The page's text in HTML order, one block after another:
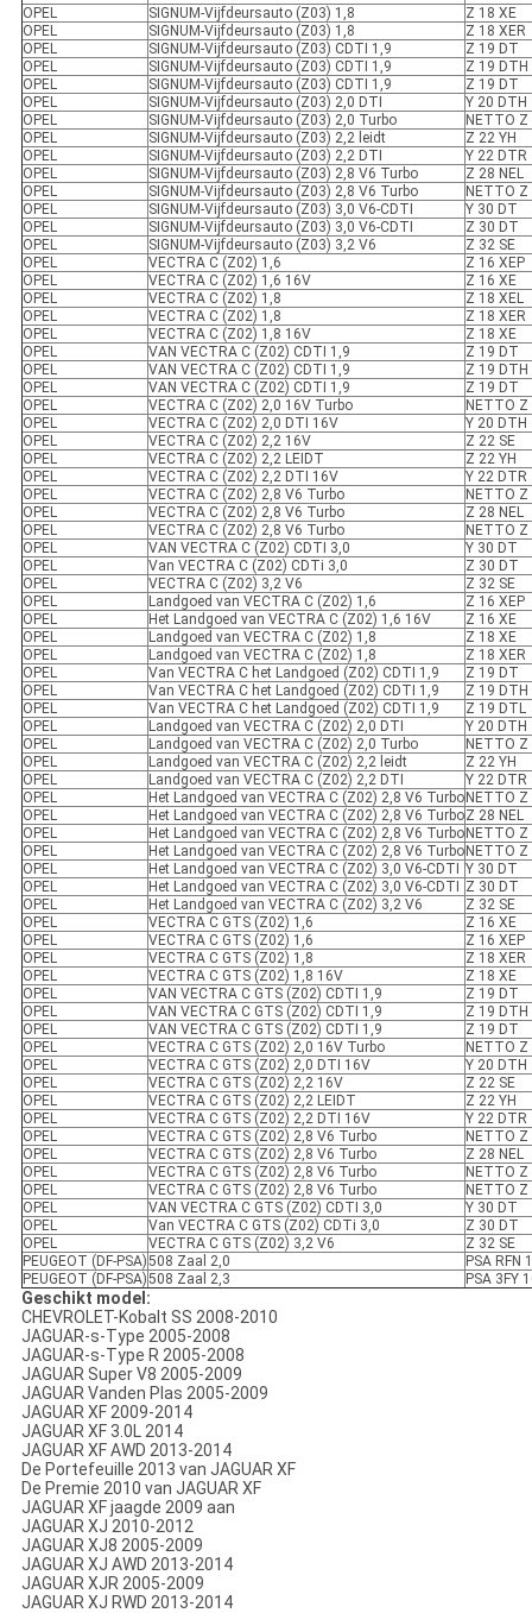
OPEL
SIGNUM-Vijfdeursauto (Z03) 1,8
Z 18 XE
OPEL
SIGNUM-Vijfdeursauto (Z03) 1,8
Z 18 XER
OPEL
SIGNUM-Vijfdeursauto (Z03) CDTI 1,9
Z 19 DT
OPEL
SIGNUM-Vijfdeursauto (Z03) CDTI 1,9
Z 19 DTH
OPEL
SIGNUM-Vijfdeursauto (Z03) CDTI 1,9
Z 19 DT
OPEL
SIGNUM-Vijfdeursauto (Z03) 2,0 DTI
Y 20 DTH
OPEL
SIGNUM-Vijfdeursauto (Z03) 2,0 Turbo
NETTO Z
OPEL
SIGNUM-Vijfdeursauto (Z03) 2,2 leidt
Z 22 YH
OPEL
SIGNUM-Vijfdeursauto (Z03) 2,2 DTI
Y 22 DTR
OPEL
SIGNUM-Vijfdeursauto (Z03) 2,8 V6 Turbo
Z 28 NEL
OPEL
SIGNUM-Vijfdeursauto (Z03) 2,8 V6 Turbo
NETTO Z
OPEL
SIGNUM-Vijfdeursauto (Z03) 3,0 V6-CDTI
Y 30 DT
OPEL
SIGNUM-Vijfdeursauto (Z03) 3,0 V6-CDTI
Z 30 DT
OPEL
SIGNUM-Vijfdeursauto (Z03) 3,2 V6
Z 32 SE
OPEL
VECTRA C (Z02) 1,6
Z 16 XEP
OPEL
VECTRA C (Z02) 1,6 16V
Z 16 XE
OPEL
VECTRA C (Z02) 1,8
Z 18 XEL
OPEL
VECTRA C (Z02) 1,8
Z 18 XER
OPEL
VECTRA C (Z02) 1,8 16V
Z 18 XE
OPEL
VAN VECTRA C (Z02) CDTI 1,9
Z 19 DT
OPEL
VAN VECTRA C (Z02) CDTI 1,9
Z 19 DTH
OPEL
VAN VECTRA C (Z02) CDTI 1,9
Z 19 DT
OPEL
VECTRA C (Z02) 2,0 16V Turbo
NETTO Z
OPEL
VECTRA C (Z02) 2,0 DTI 16V
Y 20 DTH
OPEL
VECTRA C (Z02) 2,2 16V
Z 22 SE
OPEL
VECTRA C (Z02) 2,2 LEIDT
Z 22 YH
OPEL
VECTRA C (Z02) 2,2 DTI 16V
Y 22 DTR
OPEL
VECTRA C (Z02) 2,8 V6 Turbo
NETTO Z
OPEL
VECTRA C (Z02) 2,8 V6 Turbo
Z 28 NEL
OPEL
VECTRA C (Z02) 2,8 V6 Turbo
NETTO Z
OPEL
VAN VECTRA C (Z02) CDTI 3,0
Y 30 DT
OPEL
Van VECTRA C (Z02) CDTi 3,0
Z 30 DT
OPEL
VECTRA C (Z02) 3,2 V6
Z 32 SE
OPEL
Landgoed van VECTRA C (Z02) 1,6
Z 16 XEP
OPEL
Het Landgoed van VECTRA C (Z02) 1,6 16V
Z 16 XE
OPEL
Landgoed van VECTRA C (Z02) 1,8
Z 18 XE
OPEL
Landgoed van VECTRA C (Z02) 1,8
Z 18 XER
OPEL
Van VECTRA C het Landgoed (Z02) CDTI 1,9
Z 19 DT
OPEL
Van VECTRA C het Landgoed (Z02) CDTI 1,9
Z 19 DTH
OPEL
Van VECTRA C het Landgoed (Z02) CDTI 1,9
Z 19 DTL
OPEL
Landgoed van VECTRA C (Z02) 2,0 DTI
Y 20 DTH
OPEL
Landgoed van VECTRA C (Z02) 2,0 Turbo
NETTO Z
OPEL
Landgoed van VECTRA C (Z02) 2,2 leidt
Z 22 YH
OPEL
Landgoed van VECTRA C (Z02) 2,2 DTI
Y 22 DTR
OPEL
Het Landgoed van VECTRA C (Z02) 2,8 V6 Turbo NETTO Z
OPEL
Het Landgoed van VECTRA C (Z02) 2,8 V6 TurboZ 28 NEL
OPEL
Het Landgoed van VECTRA C (Z02) 2,8 V6 Turbo NETTO Z
OPEL
Het Landgoed van VECTRA C (Z02) 2,8 V6 Turbo NETTO Z
OPEL
Het Landgoed van VECTRA C (Z02) 3,0 V6-CDTI
Y 30 DT
OPEL
Het Landgoed van VECTRA C (Z02) 3,0 V6-CDTI
Z 30 DT
OPEL
Het Landgoed van VECTRA C (Z02) 3,2 V6
Z 32 SE
OPEL
VECTRA C GTS (Z02) 1,6
Z 16 XE
OPEL
VECTRA C GTS (Z02) 1,6
Z 16 XEP
OPEL
VECTRA C GTS (Z02) 1,8
Z 18 XER
OPEL
VECTRA C GTS (Z02) 1,8 16V
Z 18 XE
OPEL
VAN VECTRA C GTS (Z02) CDTI 1,9
Z 19 DT
OPEL
VAN VECTRA C GTS (Z02) CDTI 1,9
Z 19 DTH
OPEL
VAN VECTRA C GTS (Z02) CDTI 1,9
Z 19 DT
OPEL
VECTRA C GTS (Z02) 2,0 16V Turbo
NETTO Z
OPEL
VECTRA C GTS (Z02) 2,0 DTI 16V
Y 20 DTH
OPEL
VECTRA C GTS (Z02) 2,2 16V
Z 22 SE
OPEL
VECTRA C GTS (Z02) 2,2 LEIDT
Z 22 YH
OPEL
VECTRA C GTS (Z02) 2,2 DTI 16V
Y 22 DTR
OPEL
VECTRA C GTS (Z02) 2,8 V6 Turbo
NETTO Z
OPEL
VECTRA C GTS (Z02) 2,8 V6 Turbo
Z 28 NEL
OPEL
VECTRA C GTS (Z02) 2,8 V6 Turbo
NETTO Z
OPEL
VECTRA C GTS (Z02) 2,8 V6 Turbo
NETTO Z
OPEL
VAN VECTRA C GTS (Z02) CDTI 3,0
Y 30 DT
OPEL
Van VECTRA C GTS (Z02) CDTi 3,0
Z 30 DT
OPEL
VECTRA C GTS (Z02) 3,2 V6
Z 32 SE
PEUGEOT (DF-PSA)508 Zaal 2,0
PSA RFN
PEUGEOT (DF-PSA)508 Zaal 2,3 PSA 3FY
Geschikt model:
CHEVROLET-Kobalt SS 2008-2010
JAGUAR-s-Type 2005-2008
JAGUAR-s-Type R 2005-2008
JAGUAR Super V8 2005-2009
JAGUAR Vanden Plas 2005-2009
JAGUAR XF 2009-2014
JAGUAR XF 3.0L 2014
JAGUAR XF AWD 2013-2014
De Portefeuille 2013 van JAGUAR XF
De Premie 2010 van JAGUAR XF
JAGUAR XF jaagde 2009 aan
JAGUAR XJ 2010-2012
JAGUAR XJ8 2005-2009
JAGUAR XJ AWD 2013-2014
JAGUAR XJR 2005-2009
JAGUAR XJ RWD 2013-2014